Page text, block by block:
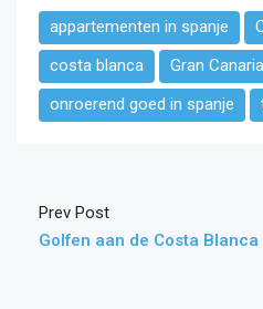
appartementen in spanje
costa blanca
Gran Canaria
onroerend goed in spanje
Prev Post
Golfen aan de Costa Blanca